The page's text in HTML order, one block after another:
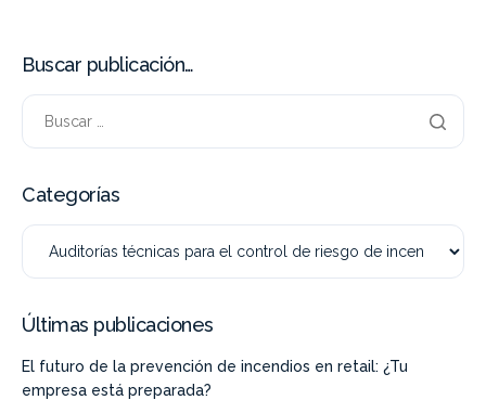
Buscar publicación…
Categorías
Últimas publicaciones
El futuro de la prevención de incendios en retail: ¿Tu
empresa está preparada?